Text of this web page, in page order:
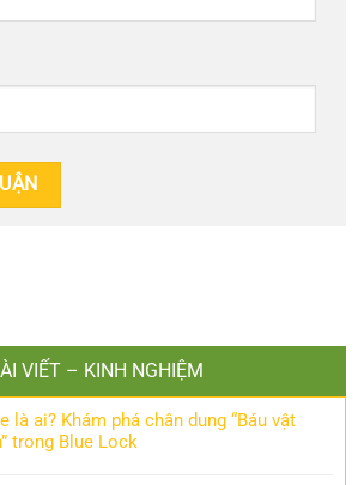
VIẾT – KINH NGHIỆM
là ai? Khám phá chân dung “Báu vật
trong Blue Lock